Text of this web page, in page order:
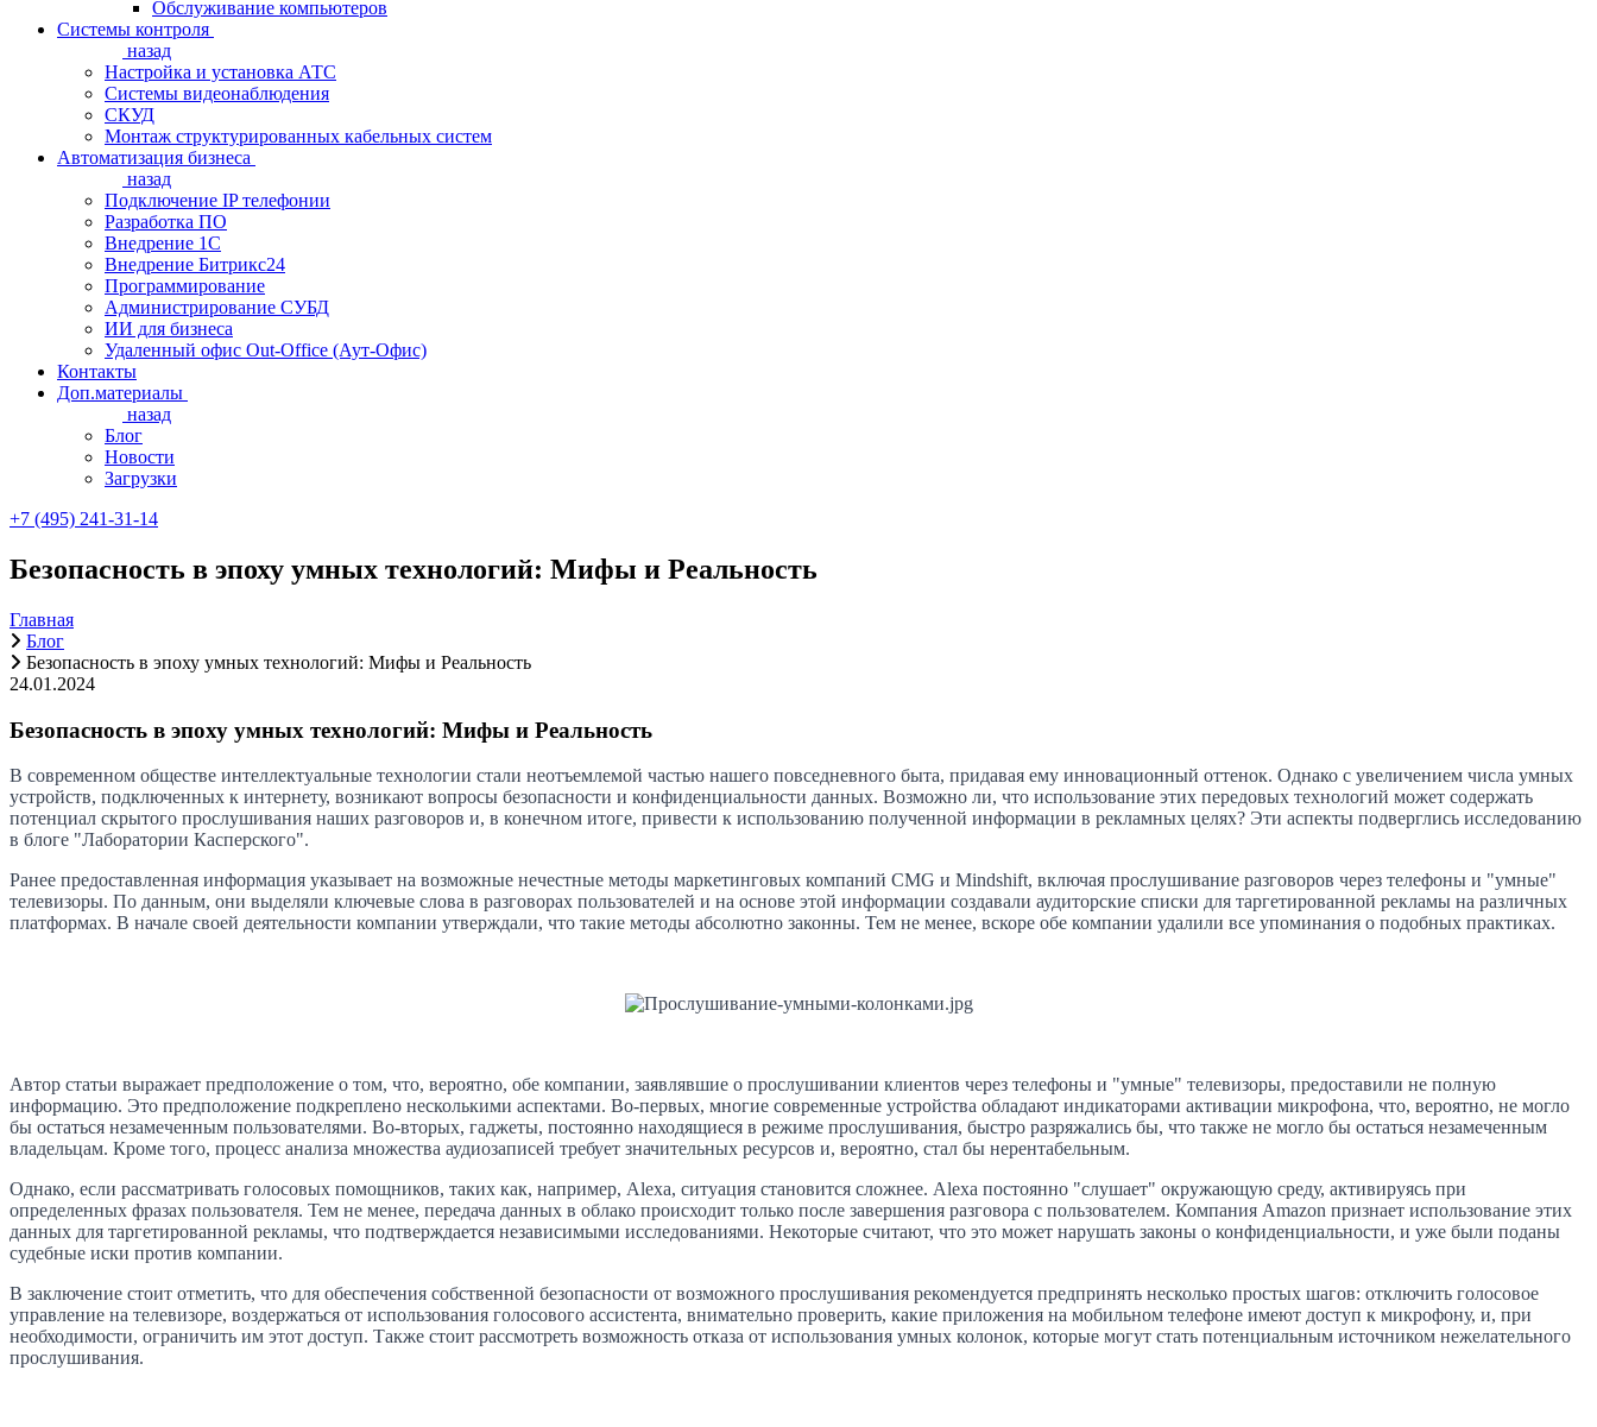
Обслуживание компьютеров
Системы контроля
назад
Настройка и установка АТС
Системы видеонаблюдения
СКУД
Монтаж структурированных кабельных систем
Автоматизация бизнеса
назад
Подключение IP телефонии
Разработка ПО
Внедрение 1С
Внедрение Битрикс24
Программирование
Администрирование СУБД
ИИ для бизнеса
Удаленный офис Out-Office (Аут-Офис)
Контакты
Доп.материалы
назад
Блог
Новости
Загрузки
+7 (495) 241-31-14
Безопасность в эпоху умных технологий: Мифы и Реальность
Главная
Блог
Безопасность в эпоху умных технологий: Мифы и Реальность
24.01.2024
Безопасность в эпоху умных технологий: Мифы и Реальность
В современном обществе интеллектуальные технологии стали неотъемлемой частью нашего повседневного быта, придавая ему инновационный оттенок. Однако с увеличением числа умных
устройств, подключенных к интернету, возникают вопросы безопасности и конфиденциальности данных. Возможно ли, что использование этих передовых технологий может содержать
потенциал скрытого прослушивания наших разговоров и, в конечном итоге, привести к использованию полученной информации в рекламных целях? Эти аспекты подверглись исследованию
в блоге "Лаборатории Касперского".
Ранее предоставленная информация указывает на возможные нечестные методы маркетинговых компаний CMG и Mindshift, включая прослушивание разговоров через телефоны и "умные"
телевизоры. По данным, они выделяли ключевые слова в разговорах пользователей и на основе этой информации создавали аудиторские списки для таргетированной рекламы на различных
платформах. В начале своей деятельности компании утверждали, что такие методы абсолютно законны. Тем не менее, вскоре обе компании удалили все упоминания о подобных практиках.
Автор статьи выражает предположение о том, что, вероятно, обе компании, заявлявшие о прослушивании клиентов через телефоны и "умные" телевизоры, предоставили не полную
информацию. Это предположение подкреплено несколькими аспектами. Во-первых, многие современные устройства обладают индикаторами активации микрофона, что, вероятно, не могло
бы остаться незамеченным пользователями. Во-вторых, гаджеты, постоянно находящиеся в режиме прослушивания, быстро разряжались бы, что также не могло бы остаться незамеченным
владельцам. Кроме того, процесс анализа множества аудиозаписей требует значительных ресурсов и, вероятно, стал бы нерентабельным.
Однако, если рассматривать голосовых помощников, таких как, например, Alexa, ситуация становится сложнее. Alexa постоянно "слушает" окружающую среду, активируясь при
определенных фразах пользователя. Тем не менее, передача данных в облако происходит только после завершения разговора с пользователем. Компания Amazon признает использование этих
данных для таргетированной рекламы, что подтверждается независимыми исследованиями. Некоторые считают, что это может нарушать законы о конфиденциальности, и уже были поданы
судебные иски против компании.
В заключение стоит отметить, что для обеспечения собственной безопасности от возможного прослушивания рекомендуется предпринять несколько простых шагов: отключить голосовое
управление на телевизоре, воздержаться от использования голосового ассистента, внимательно проверить, какие приложения на мобильном телефоне имеют доступ к микрофону, и, при
необходимости, ограничить им этот доступ. Также стоит рассмотреть возможность отказа от использования умных колонок, которые могут стать потенциальным источником нежелательного
прослушивания.